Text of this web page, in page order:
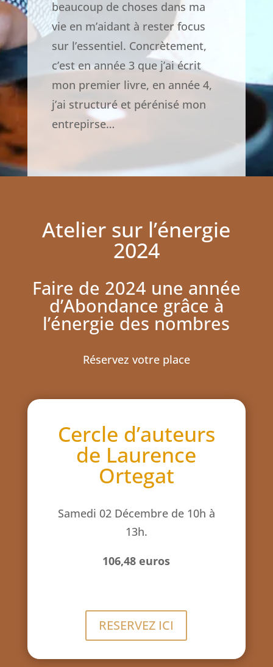
beaucoup de choses dans ma
vie en m’aidant à rester focus
sur l’essentiel. Concrètement,
c’est en année 3 que j’ai écrit
mon premier livre, en année 4,
j’ai structuré et pérénisé mon
entrepirse…
Atelier sur l’énergie
2024
Faire de 2024 une année
d’Abondance grâce à
l’énergie des nombres
Réservez votre place
Cercle d’auteurs
de Laurence
Ortegat
Samedi 02 Décembre de 10h à
13h.
106,48 euros
RESERVEZ ICI